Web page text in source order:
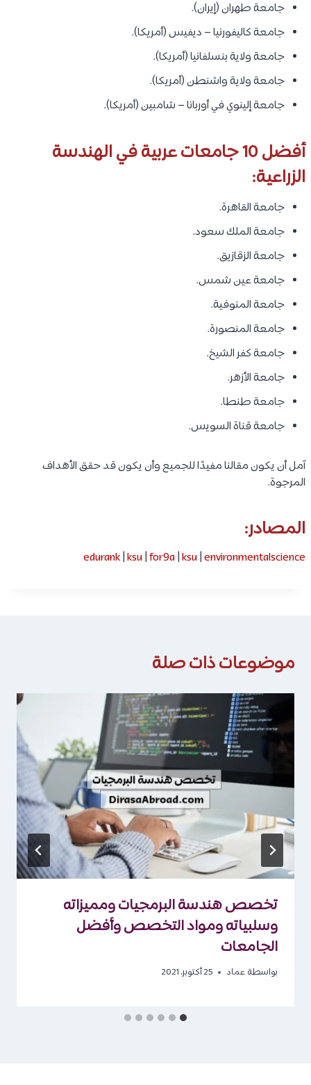
جامعة طهران (إيران).
جامعة كاليفورنيا – ديفيس (أمريكا).
جامعة ولاية بنسلفانيا (أمريكا).
جامعة ولاية واشنطن (أمريكا).
جامعة إلينوي في أوربانا – شامبين (أمريكا).
أفضل 10 جامعات عربية في الهندسة
الزراعية:
جامعة القاهرة.
جامعة الملك سعود.
جامعة الزقازيق.
جامعة عين شمس.
جامعة المنوفية.
جامعة المنصورة.
جامعة كفر الشيخ.
جامعة الأزهر.
جامعة طنطا.
جامعة قناة السويس.
آمل أن يكون مقالنا مفيدًا للجميع وأن يكون قد حقق الأهداف
المرجوة.
المصادر:
edurank|ksu|for9a|ksu|environmentalscience
موضوعات ذات صلة
تخصص هندسة البرمجيات ومميزاته
وسلبياته ومواد التخصص وأفضل
الجامعات
بواسطة عماد 25 أكتوبر، 2021